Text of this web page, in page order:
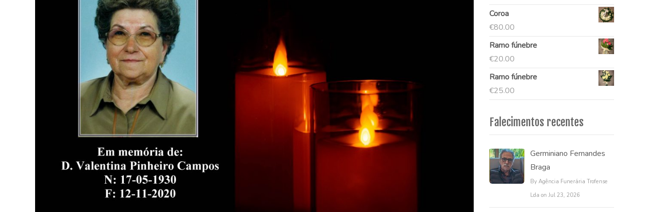
Coroa
€80.00
Ramo fúnebre
€20.00
Ramo fúnebre
€25.00
Falecimentos recentes
Germiniano Fernandes
Braga
By Agência Funerária Trofense
Lda on Jul 23, 2026